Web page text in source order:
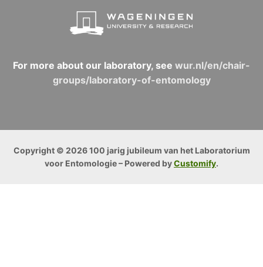
For more about our laboratory, see wur.nl/en/chair-
groups/laboratory-of-entomology
Copyright © 2026 100 jarig jubileum van het Laboratorium
voor Entomologie – Powered byCustomify.